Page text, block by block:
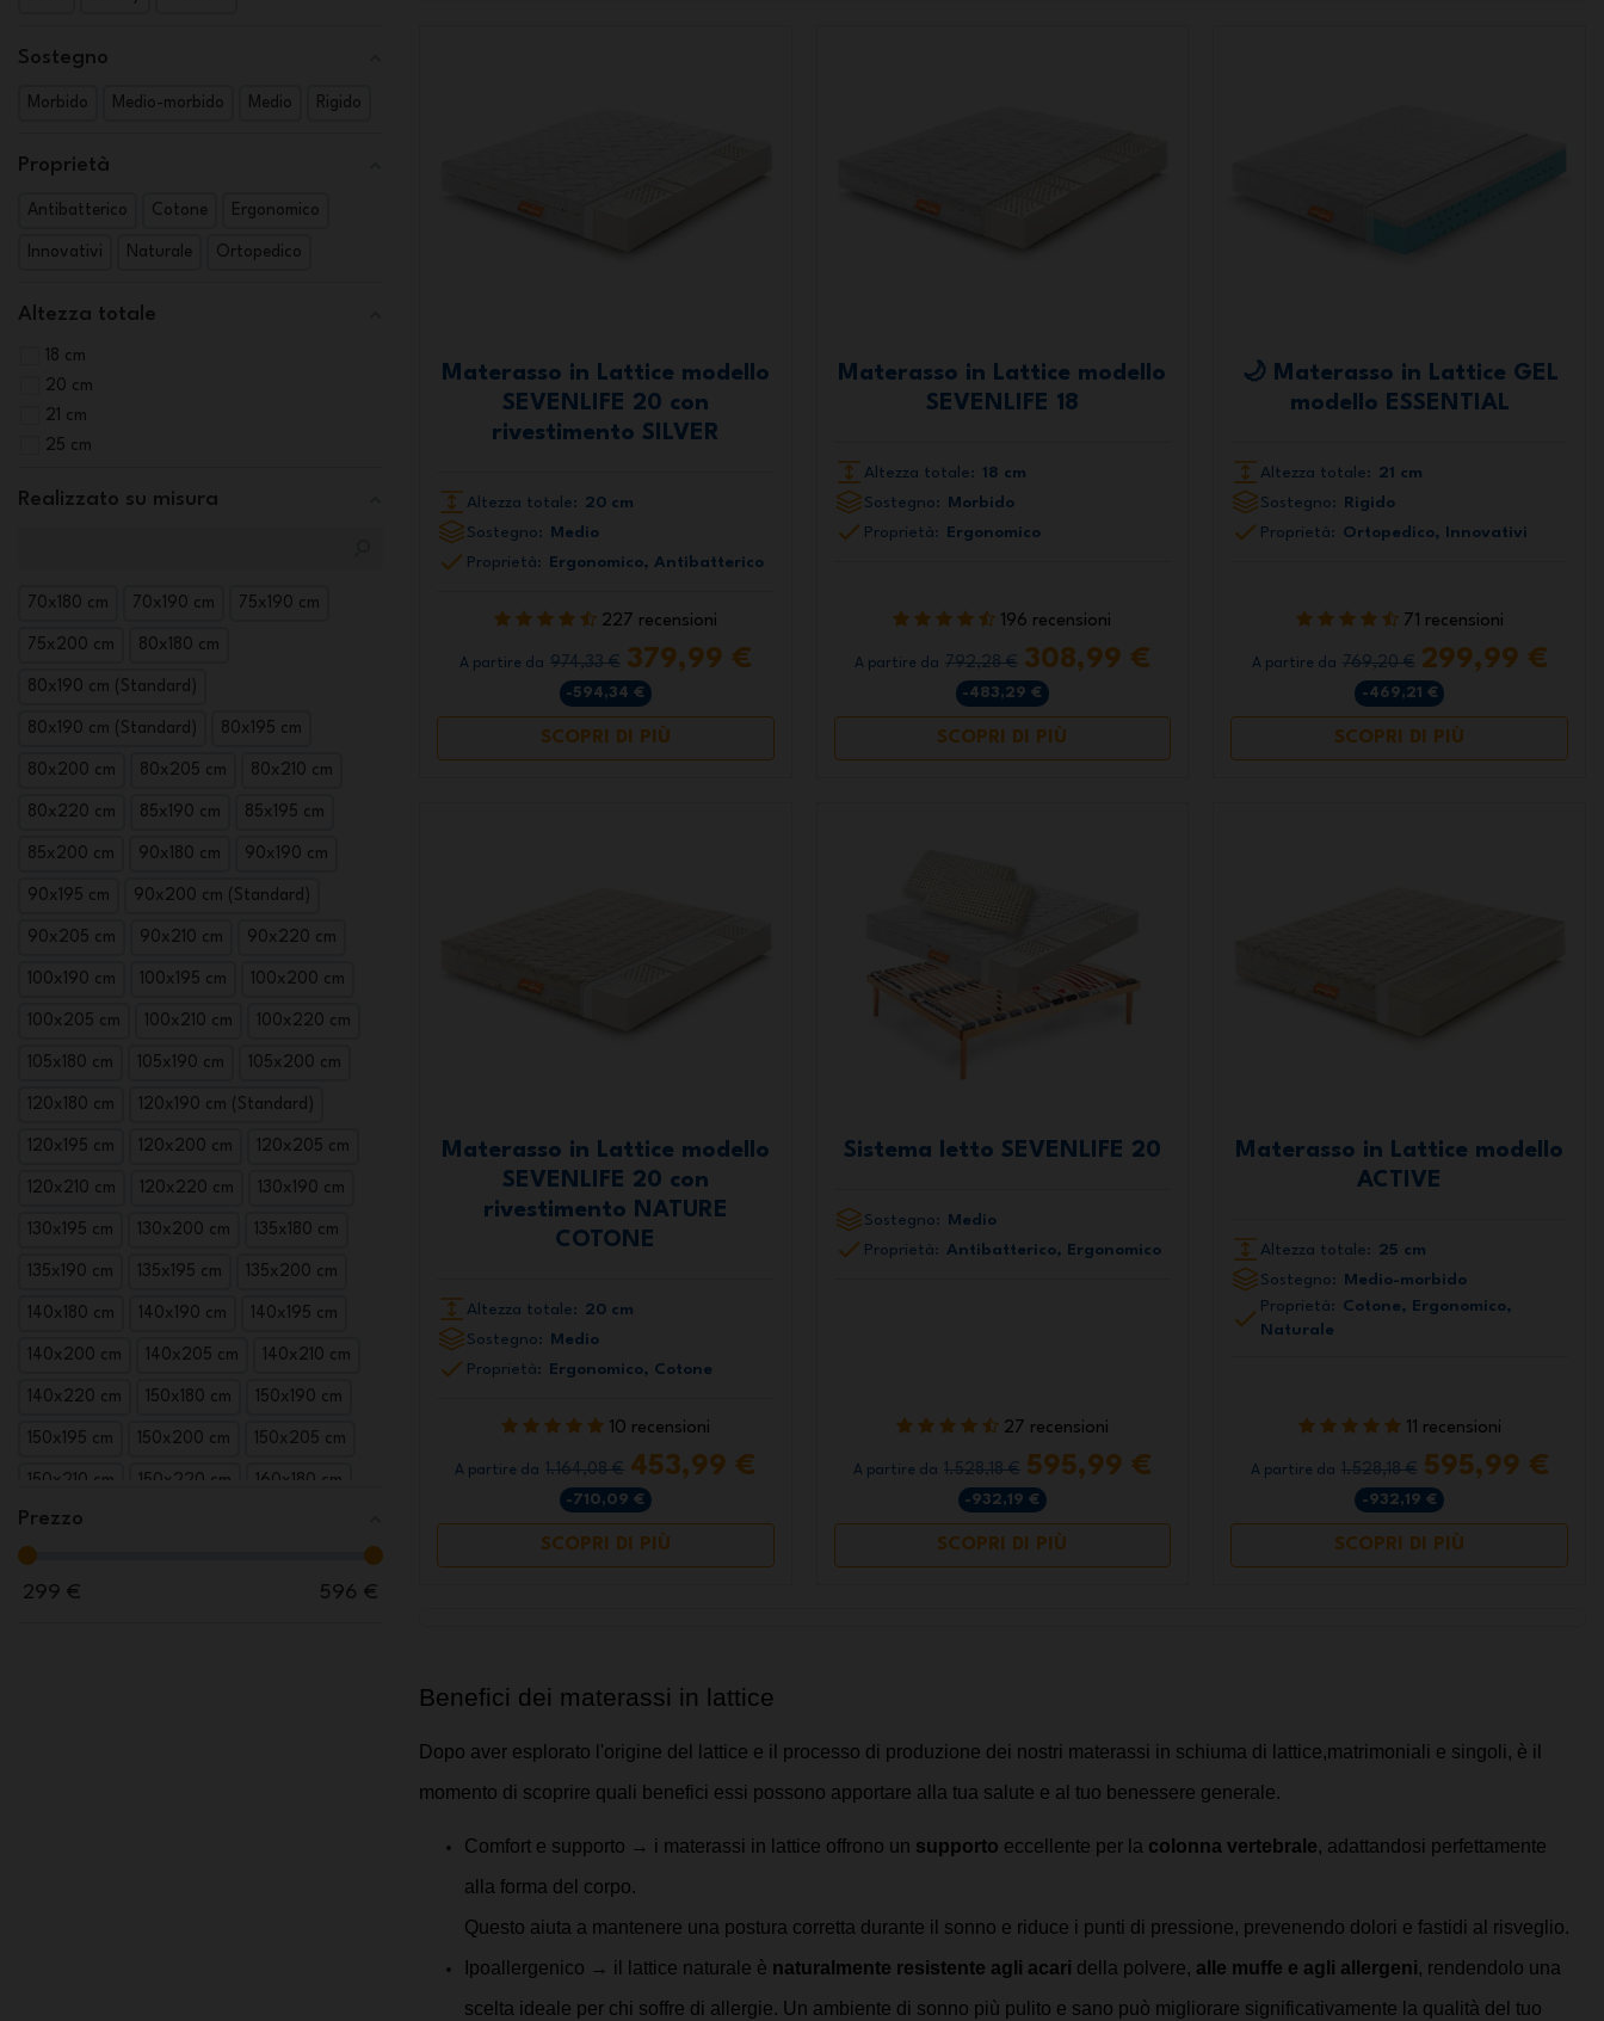
Materasso in Lattice modello
SEVENLIFE 20 con
rivestimento SILVER
Altezza totale: 20 cm
Sostegno: Medio
Proprietà: Ergonomico, Antibatterico
227 recensioni
A partire da 974,33 € 379,99 €
-594,34 €
SCOPRI DI PIÙ
Materasso in Lattice modello
SEVENLIFE 18
Altezza totale: 18 cm
Sostegno: Morbido
Proprietà: Ergonomico
196 recensioni
A partire da 792,28 € 308,99 €
-483,29 €
SCOPRI DI PIÙ
🌙 Materasso in Lattice GEL
modello ESSENTIAL
Altezza totale: 21 cm
Sostegno: Rigido
Proprietà: Ortopedico, Innovativi
71 recensioni
A partire da 769,20 € 299,99 €
-469,21 €
SCOPRI DI PIÙ
Materasso in Lattice modello
SEVENLIFE 20 con
rivestimento NATURE
COTONE
Altezza totale: 20 cm
Sostegno: Medio
Proprietà: Ergonomico, Cotone
10 recensioni
A partire da 1.164,08 € 453,99 €
-710,09 €
SCOPRI DI PIÙ
Sistema letto SEVENLIFE 20
Sostegno: Medio
Proprietà: Antibatterico, Ergonomico
27 recensioni
A partire da 1.528,18 € 595,99 €
-932,19 €
SCOPRI DI PIÙ
Materasso in Lattice modello
ACTIVE
Altezza totale: 25 cm
Sostegno: Medio-morbido
Proprietà: Cotone, Ergonomico,
Naturale
11 recensioni
A partire da 1.528,18 € 595,99 €
-932,19 €
SCOPRI DI PIÙ
Benefici dei materassi in lattice
Dopo aver esplorato l'origine del lattice e il processo di produzione dei nostri materassi in schiuma di lattice,matrimoniali e singoli, è il
momento di scoprire quali benefici essi possono apportare alla tua salute e al tuo benessere generale.
Comfort e supporto → i materassi in lattice offrono un supporto eccellente per la colonna vertebrale, adattandosi perfettamente
alla forma del corpo.
Questo aiuta a mantenere una postura corretta durante il sonno e riduce i punti di pressione, prevenendo dolori e fastidi al risveglio.
Ipoallergenico → il lattice naturale è naturalmente resistente agli acari della polvere, alle muffe e agli allergeni, rendendolo una
scelta ideale per chi soffre di allergie. Un ambiente di sonno più pulito e sano può migliorare significativamente la qualità del tuo
Sostegno
Morbido Medio-morbido Medio Rigido
Proprietà
Antibatterico Cotone Ergonomico
Innovativi Naturale Ortopedico
Altezza totale
18 cm
20 cm
21 cm
25 cm
Realizzato su misura
70x180 cm 70x190 cm 75x190 cm
75x200 cm 80x180 cm
80x190 cm (Standard)
80x190 cm (Standard) 80x195 cm
80x200 cm 80x205 cm 80x210 cm
80x220 cm 85x190 cm 85x195 cm
85x200 cm 90x180 cm 90x190 cm
90x195 cm 90x200 cm (Standard)
90x205 cm 90x210 cm 90x220 cm
100x190 cm 100x195 cm 100x200 cm
100x205 cm 100x210 cm 100x220 cm
105x180 cm 105x190 cm 105x200 cm
120x180 cm 120x190 cm (Standard)
120x195 cm 120x200 cm 120x205 cm
120x210 cm 120x220 cm 130x190 cm
130x195 cm 130x200 cm 135x180 cm
135x190 cm 135x195 cm 135x200 cm
140x180 cm 140x190 cm 140x195 cm
140x200 cm 140x205 cm 140x210 cm
140x220 cm 150x180 cm 150x190 cm
150x195 cm 150x200 cm 150x205 cm
150x210 cm 150x220 cm 160x180 cm
160x190 cm (Standard)
160x200 cm (Standard)
Prezzo
299 € 596 €